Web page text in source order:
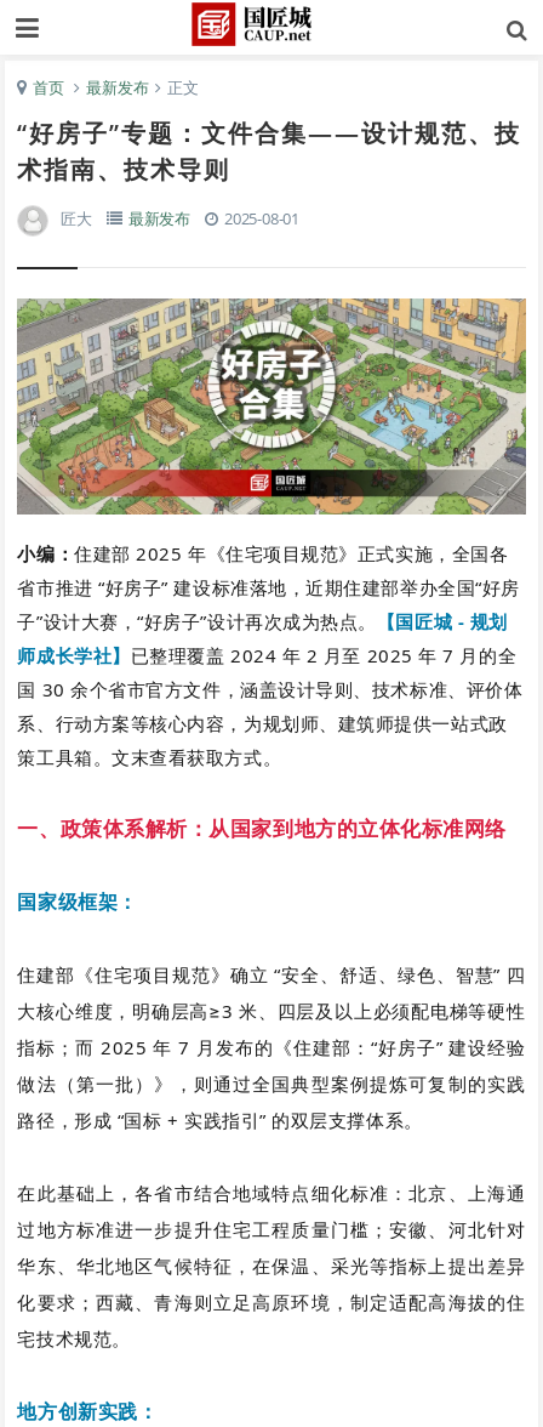
首页 最新发布 正文
“好房子”专题：文件合集——设计规范、技
术指南、技术导则
匠大 最新发布 2025-08-01
小编：住建部 2025 年 《住宅项目规范》 正式实施，全国各
省市推进 “好房子” 建设标准落地，近期住建部举办全国“好房
子”设计大赛，“好房子”设计再次成为热点。
【国匠城 - 规划
师成长学社】 已整理覆盖 2024 年 2 月至 2025 年 7 月的全
国 30 余个省市官方文件，涵盖设计导则、技术标准、评价体
系、行动方案等核心内容，为规划师、建筑师提供一站式政
策工具箱。文末查看获取方式。
一、政策体系解析：从国家到地方的立体化标准网络
国家级框架：
住建部《住宅项目规范》确立 “安全、舒适、绿色、智慧” 四
大核心维度，明确层高≥3 米、四层及以上必须配电梯等硬性
指标；而 2025 年 7 月发布的《住建部：“好房子” 建设经验
做法（第一批）》，则通过全国典型案例提炼可复制的实践
路径，形成 “国标 + 实践指引” 的双层支撑体系。
在此基础上，各省市结合地域特点细化标准：北京、上海通
过地方标准进一步提升住宅工程质量门槛；安徽、河北针对
华东、华北地区气候特征，在保温、采光等指标上提出差异
化要求；西藏、青海则立足高原环境，制定适配高海拔的住
宅技术规范。
地方创新实践：